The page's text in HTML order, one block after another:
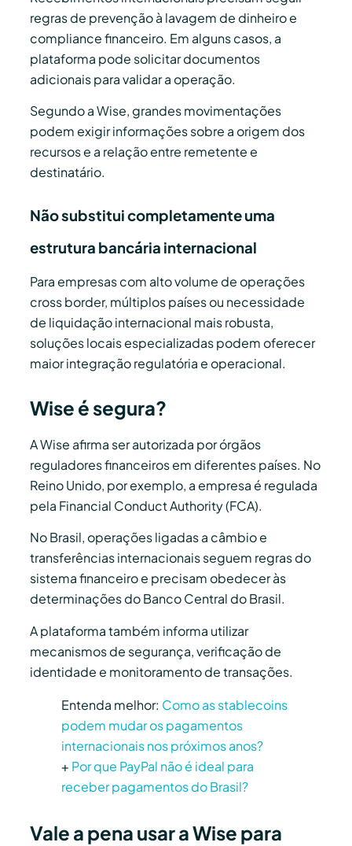
regras de prevenção à lavagem de dinheiro e
compliance financeiro. Em alguns casos, a
plataforma pode solicitar documentos
adicionais para validar a operação.
Segundo a Wise, grandes movimentações
podem exigir informações sobre a origem dos
recursos e a relação entre remetente e
destinatário.
Não substitui completamente uma
estrutura bancária internacional
Para empresas com alto volume de operações
cross border, múltiplos países ou necessidade
de liquidação internacional mais robusta,
soluções locais especializadas podem oferecer
maior integração regulatória e operacional.
Wise é segura?
A Wise afirma ser autorizada por órgãos
reguladores financeiros em diferentes países. No
Reino Unido, por exemplo, a empresa é regulada
pela Financial Conduct Authority (FCA).
No Brasil, operações ligadas a câmbio e
transferências internacionais seguem regras do
sistema financeiro e precisam obedecer às
determinações doBanco Central do Brasil.
A plataforma também informa utilizar
mecanismos de segurança, verificação de
identidade e monitoramento de transações.
Entenda melhor: Como as stablecoins
podem mudar os pagamentos
internacionais nos próximos anos?
+ Por que PayPal não é ideal para
receber pagamentos do Brasil?
Vale a pena usar a Wise para